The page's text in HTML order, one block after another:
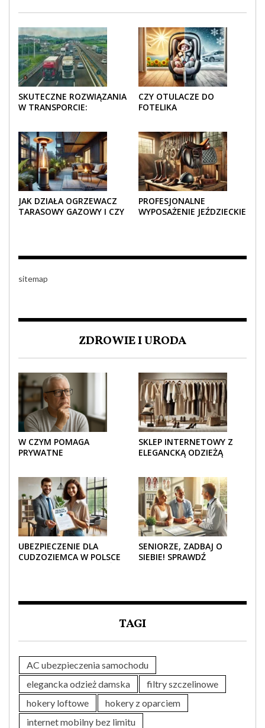
SKUTECZNE ROZWIĄZANIA
W TRANSPORCIE:
CZY OTULACZE DO
FOTELIKA
ZIMĄ?
JAK DZIAŁA OGRZEWACZ
TARASOWY GAZOWY I CZY
PROFESJONALNE
WYPOSAŻENIE JEŹDZIECKIE
sitemap
ZDROWIE I URODA
W CZYM POMAGA
PRYWATNE
SKLEP INTERNETOWY Z
ELEGANCKĄ ODZIEŻĄ
UBEZPIECZENIE DLA
CUDZOZIEMCA W POLSCE
SENIORZE, ZADBAJ O
SIEBIE! SPRAWDŹ
TAGI
AC ubezpieczenia samochodu
elegancka odzież damska
filtry szczelinowe
hokery loftowe
hokery z oparciem
internet mobilny bez limitu